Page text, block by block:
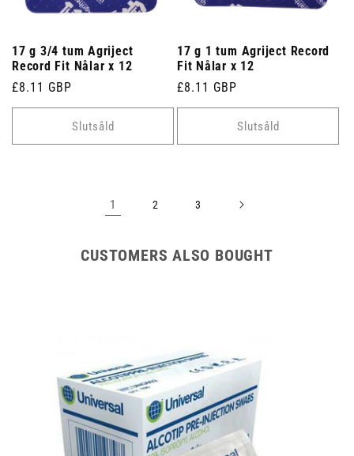
17 g 3/4 tum Agriject
Record Fit Nålar x 12
Ordinarie
pris
£8.11 GBP
Slutsåld
17 g 1 tum Agriject Record
Fit Nålar x 12
Ordinarie
pris
£8.11 GBP
Slutsåld
1 2 3
CUSTOMERS ALSO BOUGHT